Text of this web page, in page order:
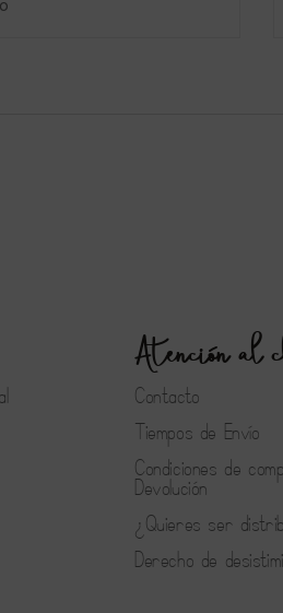
Atención al
Contacto
Tiempos de Envío
Condiciones de
Devolución
¿Quieres ser
Derecho de